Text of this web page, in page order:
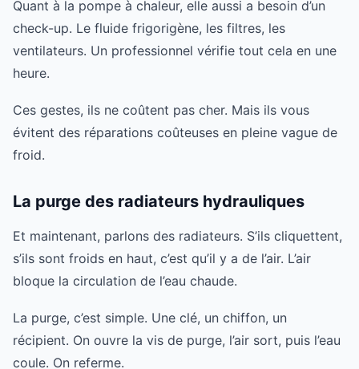
Quant à la pompe à chaleur, elle aussi a besoin d’un
check-up. Le fluide frigorigène, les filtres, les
ventilateurs. Un professionnel vérifie tout cela en une
heure.
Ces gestes, ils ne coûtent pas cher. Mais ils vous
évitent des réparations coûteuses en pleine vague de
froid.
La purge des radiateurs hydrauliques
Et maintenant, parlons des radiateurs. S’ils cliquettent,
s’ils sont froids en haut, c’est qu’il y a de l’air. L’air
bloque la circulation de l’eau chaude.
La purge, c’est simple. Une clé, un chiffon, un
récipient. On ouvre la vis de purge, l’air sort, puis l’eau
coule. On referme.